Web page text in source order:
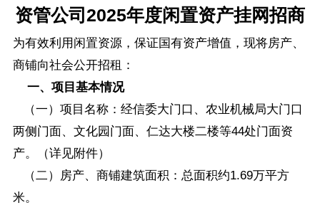
资管公司2025年度闲置资产挂网招商
为有效利用闲置资源，保证国有资产增值，现将房产、
商铺向社会公开招租：
一、项目基本情况
（一）项目名称：经信委大门口、农业机械局大门口
两侧门面、文化园门面、仁达大楼二楼等44处门面资
产。（详见附件）
（二）房产、商铺建筑面积：总面积约1.69万平方
米。